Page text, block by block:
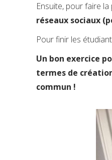
Ensuite, pour faire
réseaux sociaux
Pour finir les
Un bon exercice
termes de
commun !